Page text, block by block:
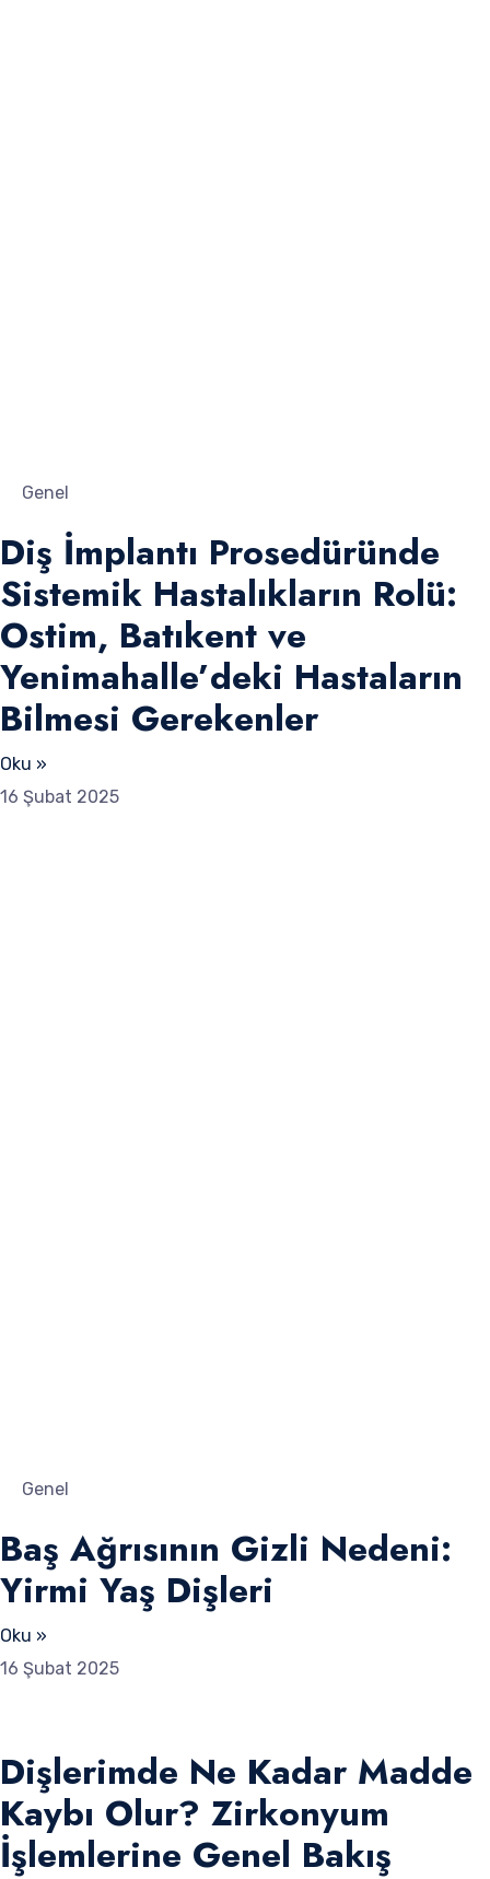
Genel
Diş İmplantı Prosedüründe
Sistemik Hastalıkların Rolü:
Ostim, Batıkent ve
Yenimahalle’deki Hastaların
Bilmesi Gerekenler
Oku »
16 Şubat 2025
Genel
Baş Ağrısının Gizli Nedeni:
Yirmi Yaş Dişleri
Oku »
16 Şubat 2025
Dişlerimde Ne Kadar Madde
Kaybı Olur? Zirkonyum
İşlemlerine Genel Bakış